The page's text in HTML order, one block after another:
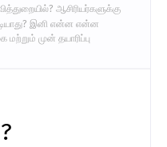
ஆசிரியர்களுக்கு
இனி என்ன என்ன
முன் தயாரிப்பு